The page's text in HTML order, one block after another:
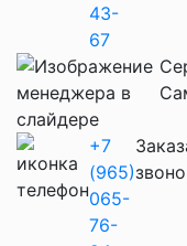
43-
67
+7
(965)
065-
76-